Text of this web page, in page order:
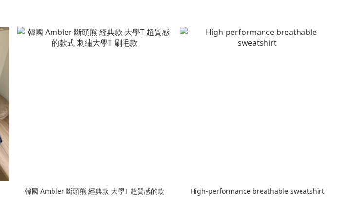
韓國 Ambler 斷頭熊 經典款 大學T 超質感的款
High-performance breathable sweatshirt